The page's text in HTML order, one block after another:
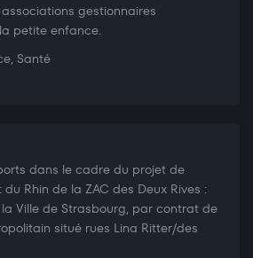
gestionnaires
petite enfance.
Santé
dans le cadre du projet de
Rhin de la ZAC des Deux Rives :
Ville de Strasbourg, par contrat de
situé rues Lina Ritter/des